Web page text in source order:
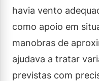
havia vento
como apoio em
manobras de
ajudava a tratar
previstas com